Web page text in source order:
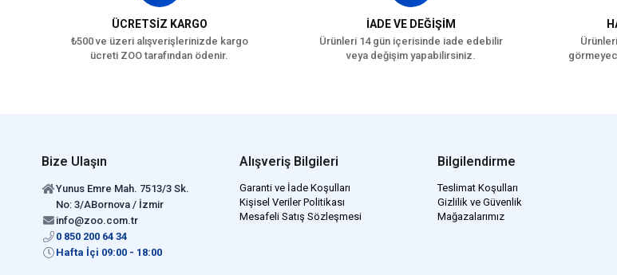
ÜCRETSİZ KARGO
₺500 ve üzeri alışverişlerinizde kargo
ücreti ZOO tarafından ödenir.
İADE VE DEĞİŞİM
Ürünleri 14 gün içerisinde iade edebilir
veya değişim yapabilirsiniz.
Bize Ulaşın
Yunus Emre Mah. 7513/3 Sk.
No: 3/ABornova / İzmir
info@zoo.com.tr
0 850 200 64 34
Hafta İçi 09:00 - 18:00
Alışveriş Bilgileri
Garanti ve İade Koşulları
Kişisel Veriler Politikası
Mesafeli Satış Sözleşmesi
Bilgilendirme
Teslimat Koşulları
Gizlilik ve Güvenlik
Mağazalarımız